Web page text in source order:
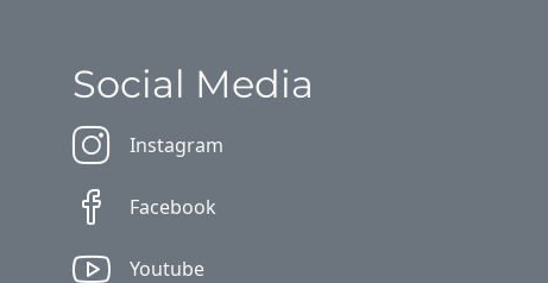
Social Media
Instagram
Facebook
Youtube